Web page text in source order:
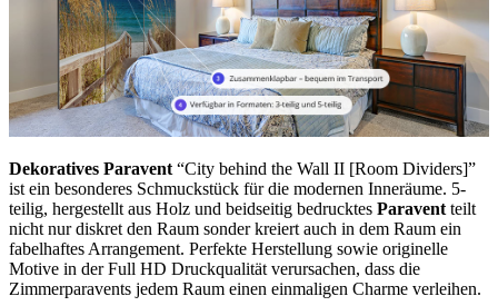
Dekoratives Paravent “City behind the Wall II [Room Dividers]”
ist ein besonderes Schmuckstück für die modernen Inneräume. 5-
teilig, hergestellt aus Holz und beidseitig bedrucktes Paravent teilt
nicht nur diskret den Raum sonder kreiert auch in dem Raum ein
fabelhaftes Arrangement. Perfekte Herstellung sowie originelle
Motive in der Full HD Druckqualität verursachen, dass die
Zimmerparavents jedem Raum einen einmaligen Charme verleihen.